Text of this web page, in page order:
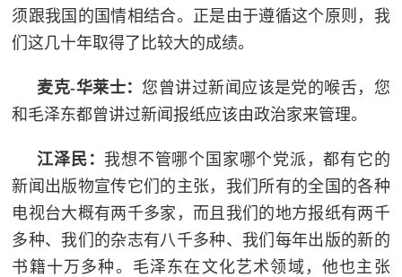
须跟我国的国情相结合。正是由于遵循这个原则，我
们这几十年取得了比较大的成绩。
麦克-华莱士：您曾讲过新闻应该是党的喉舌，您
和毛泽东都曾讲过新闻报纸应该由政治家来管理。
江泽民： 我想不管哪个国家哪个党派，都有它的
新闻出版物宣传它们的主张，我们所有的全国的各种
电视台大概有两千多家，而且我们的地方报纸有两千
多种、我们的杂志有八千多种、我们每年出版的新的
书籍十万多种。毛泽东在文化艺术领域，他也主张